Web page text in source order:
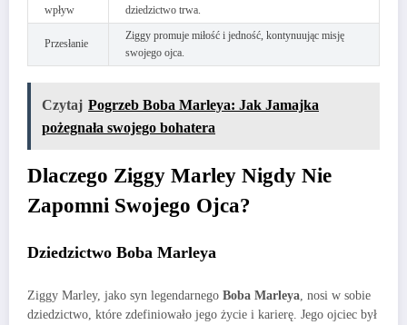
wpływ
dziedzictwo trwa.
Przesłanie
Ziggy promuje miłość i jedność, kontynuując misję
swojego ojca.
Czytaj Pogrzeb Boba Marleya: Jak Jamajka
pożegnała swojego bohatera
Dlaczego Ziggy Marley Nigdy Nie
Zapomni Swojego Ojca?
Dziedzictwo Boba Marleya
Ziggy Marley, jako syn legendarnego Boba Marleya , nosi w sobie
dziedzictwo, które zdefiniowało jego życie i karierę. Jego ojciec był